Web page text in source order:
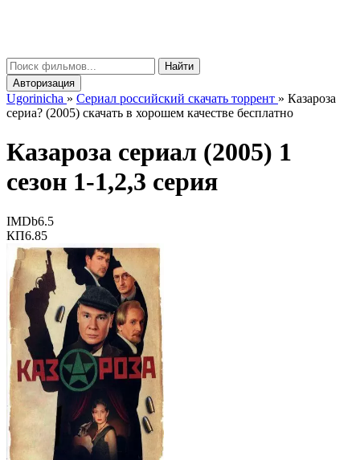
Найти
Авторизация
Ugorinicha » Сериал российский скачать торрент » Казароза
сериа? (2005) скачать в хорошем качестве бесплатно
Казароза сериал (2005) 1
сезон 1-1,2,3 серия
IMDb6.5
КП6.85